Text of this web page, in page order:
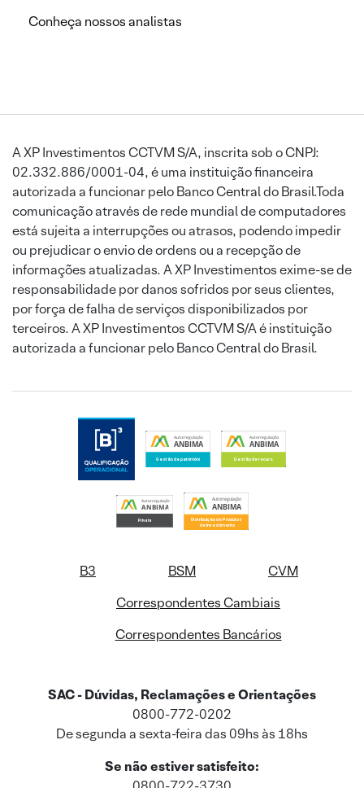
Conheça nossos analistas
A XP Investimentos CCTVM S/A, inscrita sob o CNPJ:
02.332.886/0001-04, é uma instituição financeira
autorizada a funcionar pelo Banco Central do Brasil.Toda
comunicação através de rede mundial de computadores
está sujeita a interrupções ou atrasos, podendo impedir
ou prejudicar o envio de ordens ou a recepção de
informações atualizadas. A XP Investimentos exime-se de
responsabilidade por danos sofridos por seus clientes,
por força de falha de serviços disponibilizados por
terceiros. A XP Investimentos CCTVM S/A é instituição
autorizada a funcionar pelo Banco Central do Brasil.
B3 BSM
CVM
Correspondentes Cambiais
Correspondentes Bancários
SAC - Dúvidas, Reclamações e Orientações
0800-772-0202
De segunda a sexta-feira das 09hs às 18hs
Se não estiver satisfeito: